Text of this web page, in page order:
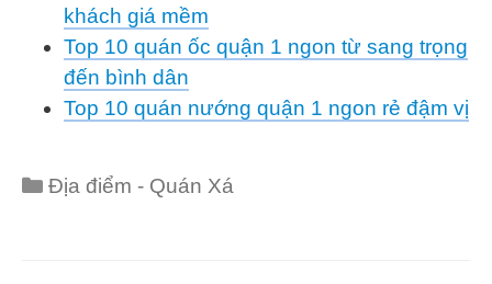
khách giá mềm
Top 10 quán ốc quận 1 ngon từ sang trọng
đến bình dân
Top 10 quán nướng quận 1 ngon rẻ đậm vị
Categories
Địa điểm - Quán Xá